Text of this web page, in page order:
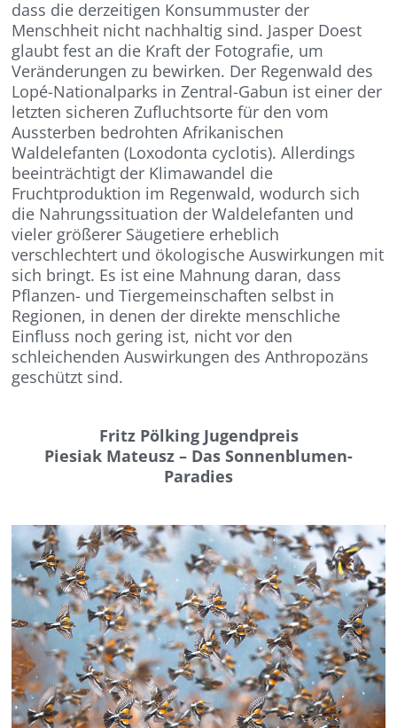
dass die derzeitigen Konsummuster der
Menschheit nicht nachhaltig sind. Jasper Doest
glaubt fest an die Kraft der Fotografie, um
Veränderungen zu bewirken. Der Regenwald des
Lopé-Nationalparks in Zentral-Gabun ist einer der
letzten sicheren Zufluchtsorte für den vom
Aussterben bedrohten Afrikanischen
Waldelefanten (Loxodonta cyclotis). Allerdings
beeinträchtigt der Klimawandel die
Fruchtproduktion im Regenwald, wodurch sich
die Nahrungssituation der Waldelefanten und
vieler größerer Säugetiere erheblich
verschlechtert und ökologische Auswirkungen mit
sich bringt. Es ist eine Mahnung daran, dass
Pflanzen- und Tiergemeinschaften selbst in
Regionen, in denen der direkte menschliche
Einfluss noch gering ist, nicht vor den
schleichenden Auswirkungen des Anthropozäns
geschützt sind.
Fritz Pölking Jugendpreis
Piesiak Mateusz – Das Sonnenblumen-
Paradies